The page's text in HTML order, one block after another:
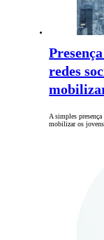
redes
A simples
mobilizar os